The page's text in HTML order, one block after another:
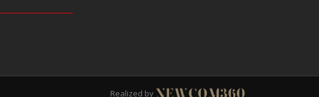
Realized by